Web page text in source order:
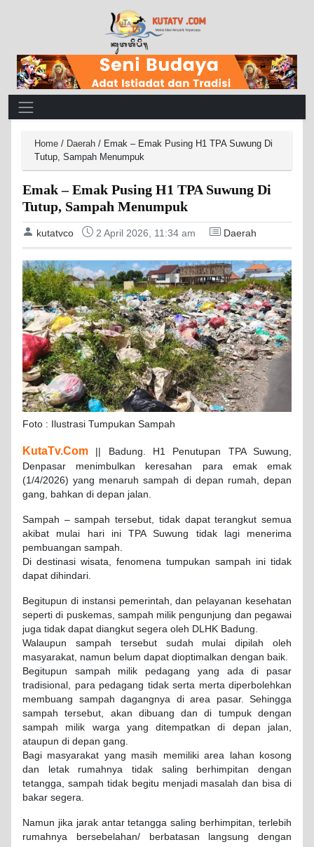
Main Navigation
Home / Daerah / Emak – Emak Pusing H1 TPA Suwung Di
Tutup, Sampah Menumpuk
Emak – Emak Pusing H1 TPA Suwung Di
Tutup, Sampah Menumpuk
kutatvco 2 April 2026, 11:34 am Daerah
Foto : Ilustrasi Tumpukan Sampah
KutaTv.Com || Badung. H1 Penutupan TPA Suwung,
Denpasar menimbulkan keresahan para emak emak
(1/4/2026) yang menaruh sampah di depan rumah, depan
gang, bahkan di depan jalan.
Sampah – sampah tersebut, tidak dapat terangkut semua
akibat mulai hari ini TPA Suwung tidak lagi menerima
pembuangan sampah.
Di destinasi wisata, fenomena tumpukan sampah ini tidak
dapat dihindari.
Begitupun di instansi pemerintah, dan pelayanan kesehatan
seperti di puskemas, sampah milik pengunjung dan pegawai
juga tidak dapat diangkut segera oleh DLHK Badung.
Walaupun sampah tersebut sudah mulai dipilah oleh
masyarakat, namun belum dapat dioptimalkan dengan baik.
Begitupun sampah milik pedagang yang ada di pasar
tradisional, para pedagang tidak serta merta diperbolehkan
membuang sampah dagangnya di area pasar. Sehingga
sampah tersebut, akan dibuang dan di tumpuk dengan
sampah milik warga yang ditempatkan di depan jalan,
ataupun di depan gang.
Bagi masyarakat yang masih memiliki area lahan kosong
dan letak rumahnya tidak saling berhimpitan dengan
tetangga, sampah tidak begitu menjadi masalah dan bisa di
bakar segera.
Namun jika jarak antar tetangga saling berhimpitan, terlebih
rumahnya bersebelahan/ berbatasan langsung dengan